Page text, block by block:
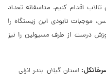
اقدام کنیم. متاسفانه تعداد
موجبات نابودی این زیستگاه را
درست از طرف مسیولین را نیز
استان گیلان- بندر انزلی